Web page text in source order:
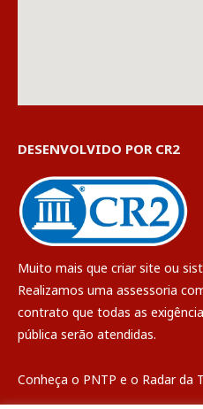
DESENVOLVIDO POR CR2
Muito mais que criar site ou
Realizamos uma assessoria
contrato que todas as
pública serão atendidas.
Conheça o PNTP e o Radar da